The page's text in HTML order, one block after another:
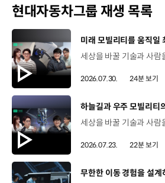
현대자동차그룹 재생 목록
[동영상]
2026.07.30. 24분 보기
[동영상]
2026.07.23. 22분 보기
[동영상]